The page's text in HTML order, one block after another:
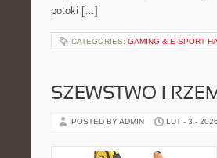
potoki […]
CATEGORIES: GAMING & E-SPORT
SZEWSTWO I
POSTED BY ADMIN LUT - 3 - 2026